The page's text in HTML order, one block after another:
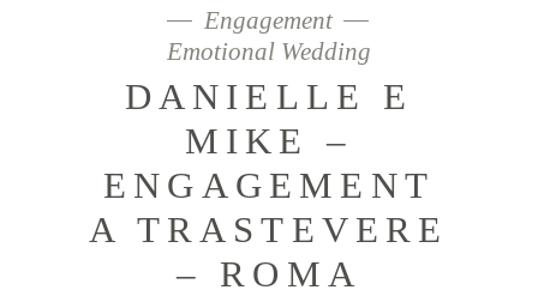
Engagement
Emotional Wedding
DANIELLE E
MIKE –
ENGAGEMENT
A TRASTEVERE
– ROMA